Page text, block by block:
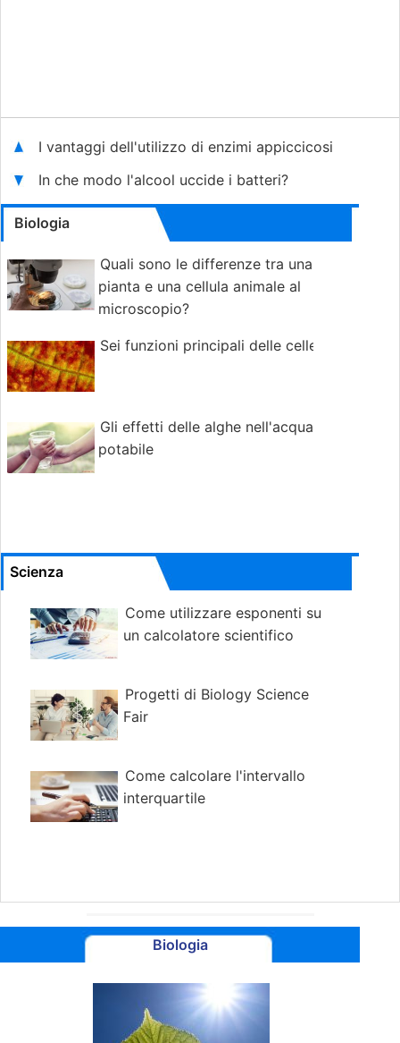
I vantaggi dell'utilizzo di enzimi appiccicosi
In che modo l'alcool uccide i batteri?
Biologia
Quali sono le differenze tra una
pianta e una cellula animale al
microscopio?
Sei funzioni principali delle celle
Gli effetti delle alghe nell'acqua
potabile
Scienza
Come utilizzare esponenti su
un calcolatore scientifico
Progetti di Biology Science
Fair
Come calcolare l'intervallo
interquartile
Biologia